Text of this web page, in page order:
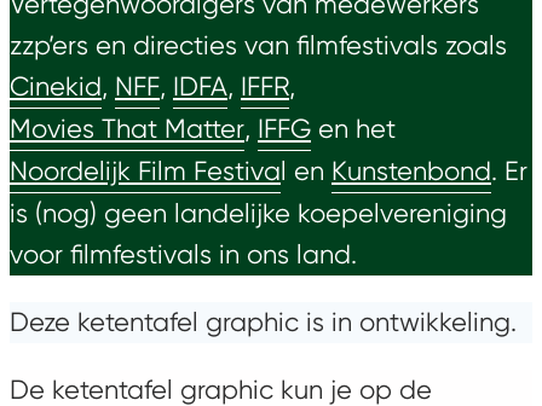
zzp’ers en directies van filmfestivals zoals
Cinekid, NFF, IDFA, IFFR,
Movies That Matter, IFFG en het
Noordelijk Film Festival en Kunstenbond. Er
is (nog) geen landelijke koepelvereniging
voor filmfestivals in ons land.
Deze ketentafel graphic is in ontwikkeling.
De ketentafel graphic kun je op de